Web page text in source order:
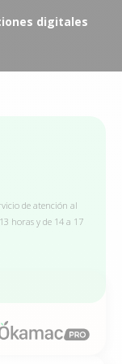
digitales
de atención al
horas y de 14 a 17